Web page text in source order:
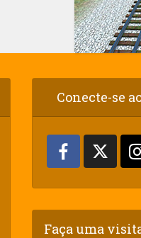
Conecte-se
Faça uma